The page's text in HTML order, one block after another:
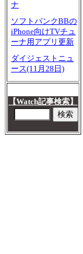
ナ
ソフトバンクBBの
iPhone向けTVチュ
ーナ用アプリ更新
ダイジェストニュ
ース(11月28日)
【Watch記事検索】